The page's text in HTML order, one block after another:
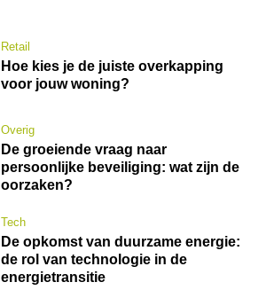
Retail
Hoe kies je de juiste overkapping
voor jouw woning?
Overig
De groeiende vraag naar
persoonlijke beveiliging: wat zijn de
oorzaken?
Tech
De opkomst van duurzame energie:
de rol van technologie in de
energietransitie